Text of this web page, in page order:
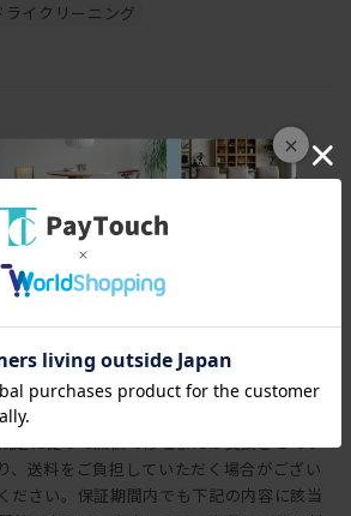
×
ライクリーニング
致します。また製品に付属する照明やコン
関しましては、1年間の保証を致します。
設計上の欠陥による不良、破損などにつき
定に従って無償で修理または交換させてい
、送料をご負担していただく場合がござい
ださい。保証期間内でも下記の内容に該当